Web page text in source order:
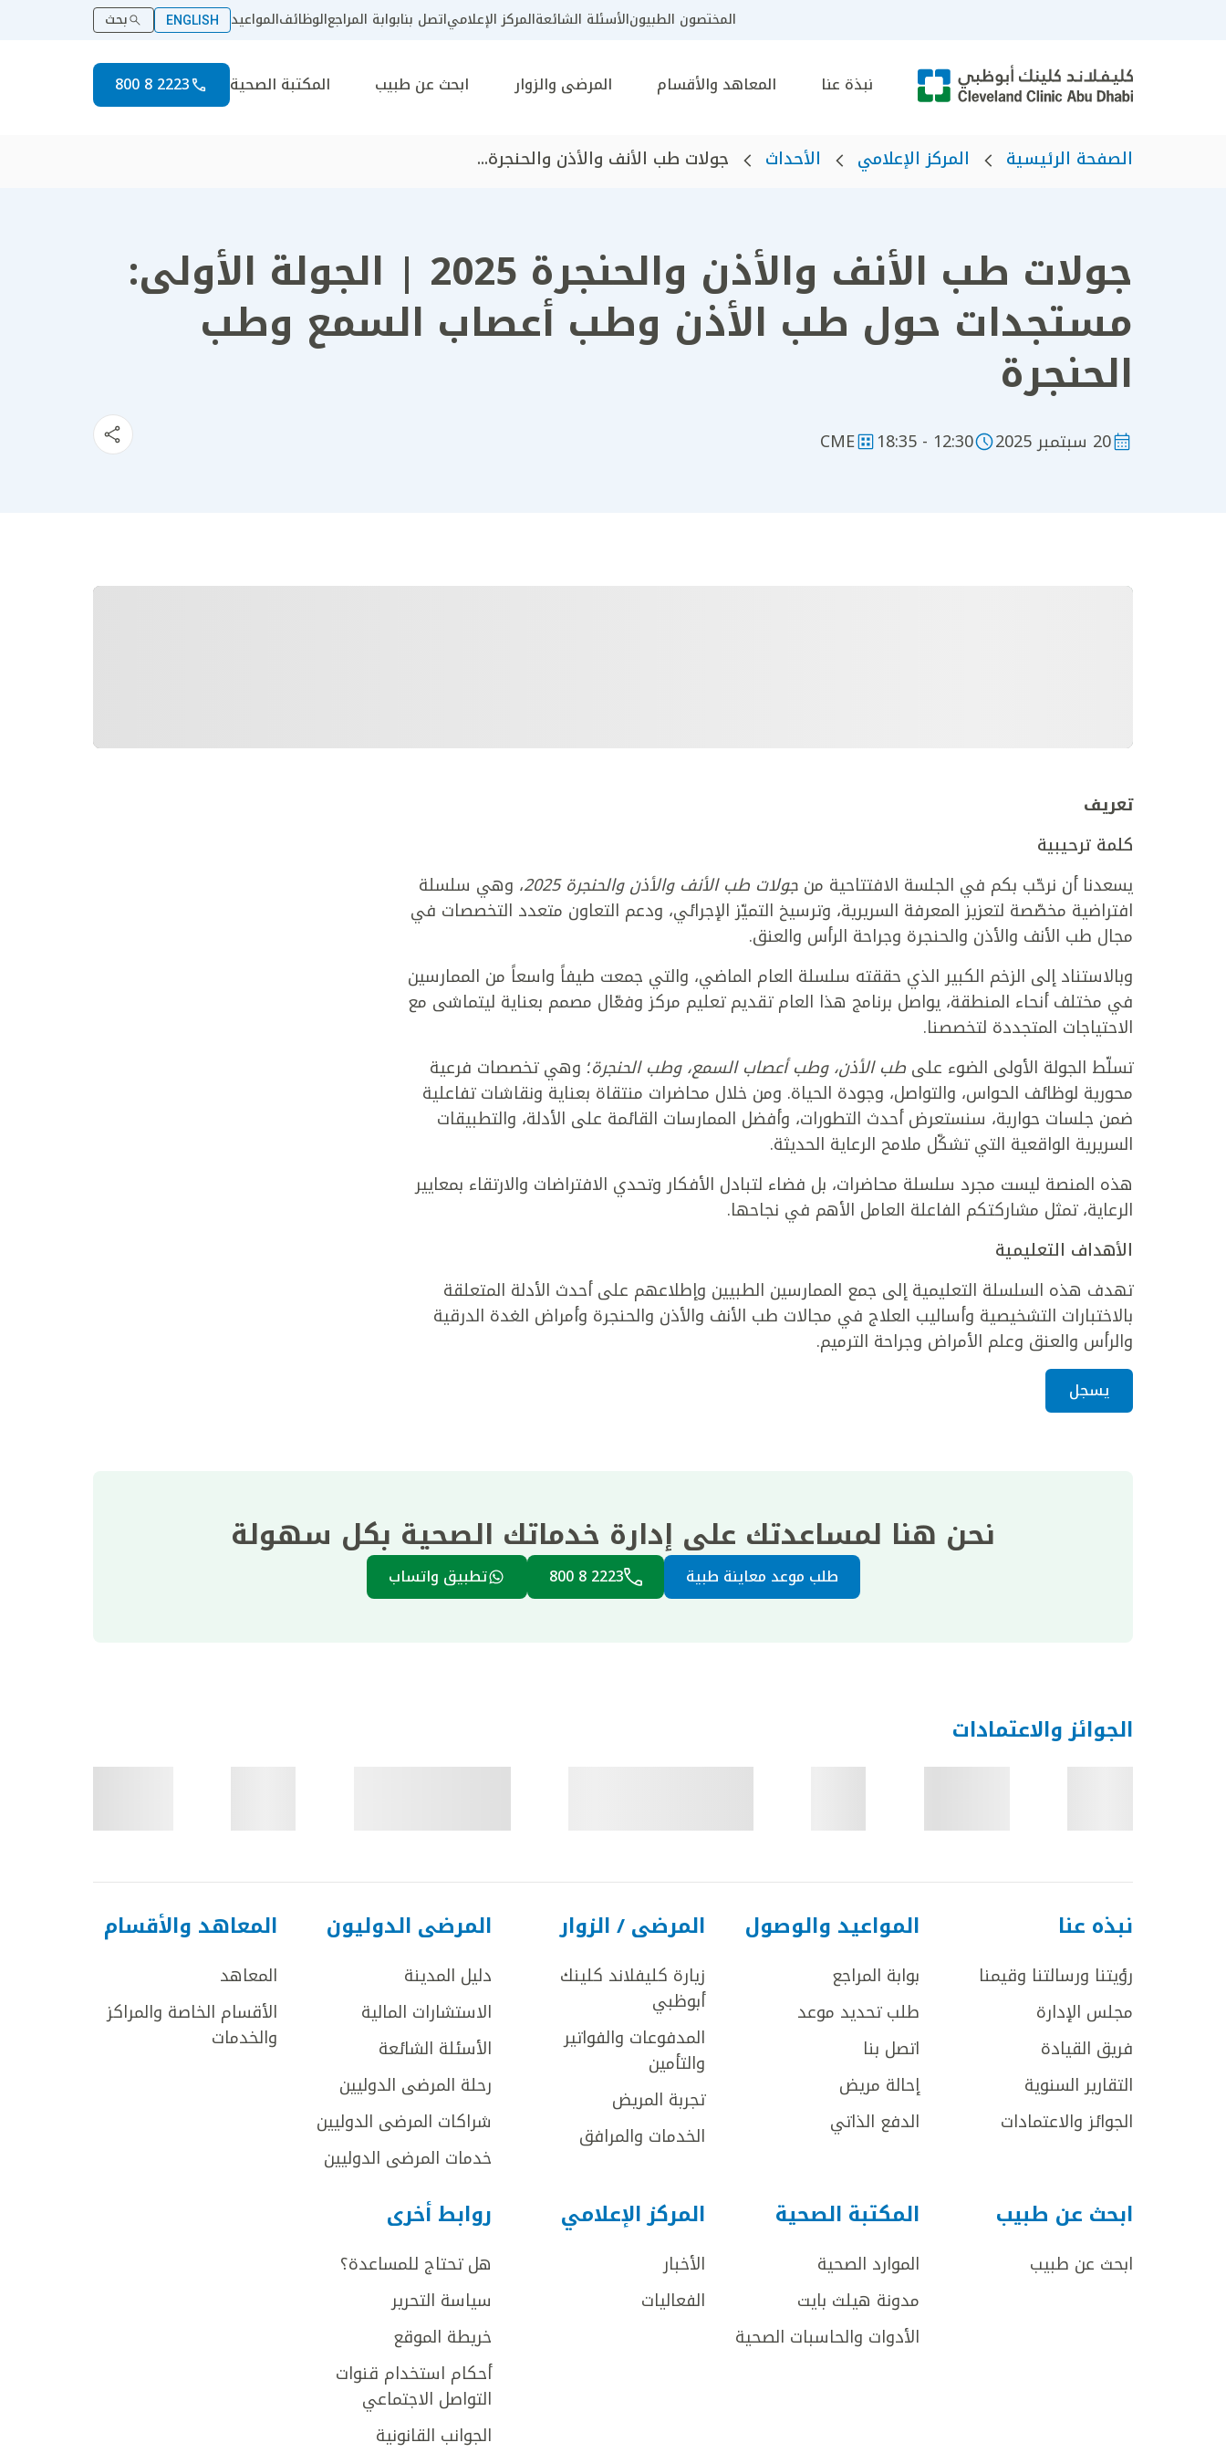
المختصون الطبيونالأسئلة الشائعةالمركز الإعلامياتصل بنابوابة المراجعالوظائفالمواعيد ENGLISH بحث
نبذة عنا المعاهد والأقسام المرضى والزوار ابحث عن طبيب المكتبة الصحية 2223 8 800
الصفحة الرئيسية المركز الإعلامي الأحداث جولات طب الأنف والأذن والحنجرة...
جولات طب الأنف والأذن والحنجرة 2025 | الجولة الأولى:
مستجدات حول طب الأذن وطب أعصاب السمع وطب
الحنجرة
20 سبتمبر 2025 12:30 - 18:35
CME
تعريف
كلمة ترحيبية
يسعدنا أن نرحّب بكم في الجلسة الافتتاحية من جولات طب الأنف والأذن والحنجرة 2025
، وهي سلسلة
افتراضية مخصّصة لتعزيز المعرفة السريرية، وترسيخ التميّز الإجرائي، ودعم التعاون متعدد التخصصات في
مجال طب الأنف والأذن والحنجرة وجراحة الرأس والعنق.
وبالاستناد إلى الزخم الكبير الذي حققته سلسلة العام الماضي، والتي جمعت طيفاً واسعاً من الممارسين
في مختلف أنحاء المنطقة، يواصل برنامج هذا العام تقديم تعليم مركز وفعّال مصمم بعناية ليتماشى مع
الاحتياجات المتجددة لتخصصنا.
تسلّط الجولة الأولى الضوء على طب الأذن، وطب أعصاب السمع، وطب الحنجرة؛ وهي تخصصات فرعية
محورية لوظائف الحواس، والتواصل، وجودة الحياة. ومن خلال محاضرات منتقاة بعناية ونقاشات تفاعلية
ضمن جلسات حوارية، سنستعرض أحدث التطورات، وأفضل الممارسات القائمة على الأدلة، والتطبيقات
السريرية الواقعية التي تشكّل ملامح الرعاية الحديثة.
هذه المنصة ليست مجرد سلسلة محاضرات، بل فضاء لتبادل الأفكار وتحدي الافتراضات والارتقاء بمعايير
الرعاية، تمثل مشاركتكم الفاعلة العامل الأهم في نجاحها.
الأهداف التعليمية
تهدف هذه السلسلة التعليمية إلى جمع الممارسين الطبيين وإطلاعهم على أحدث الأدلة المتعلقة
بالاختبارات التشخيصية وأساليب العلاج في مجالات طب الأنف والأذن والحنجرة وأمراض الغدة الدرقية
والرأس والعنق وعلم الأمراض وجراحة الترميم.
يسجل
نحن هنا لمساعدتك على إدارة خدماتك الصحية بكل سهولة
طلب موعد معاينة طبية 2223 8 800 تطبيق واتساب
الجوائز والاعتمادات
نبذه عنا
رؤيتنا ورسالتنا وقيمنا
مجلس الإدارة
فريق القيادة
التقارير السنوية
الجوائز والاعتمادات
المواعيد والوصول
بوابة المراجع
طلب تحديد موعد
اتصل بنا
إحالة مريض
الدفع الذاتي
المرضى / الزوار
زيارة كليفلاند كلينك
أبوظبي
المدفوعات والفواتير
والتأمين
تجربة المريض
الخدمات والمرافق
المرضى الدوليون
دليل المدينة
الاستشارات المالية
الأسئلة الشائعة
رحلة المرضى الدوليين
شراكات المرضى الدوليين
خدمات المرضى الدوليين
المعاهد والأقسام
المعاهد
الأقسام الخاصة والمراكز
والخدمات
ابحث عن طبيب
ابحث عن طبيب
المكتبة الصحية
الموارد الصحية
مدونة هيلث بايت
الأدوات والحاسبات الصحية
المركز الإعلامي
الأخبار
الفعاليات
روابط أخرى
هل تحتاج للمساعدة؟
سياسة التحرير
خريطة الموقع
أحكام استخدام قنوات
التواصل الاجتماعي
الجوانب القانونية